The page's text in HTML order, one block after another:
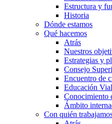
Estructura y
Historia
Dónde estamos
Qué hacemos
Atrás
Nuestros
Estrategias y
Consejo
Encuentro de
Educación Vial
Conocimiento
Ámbito
Con quién